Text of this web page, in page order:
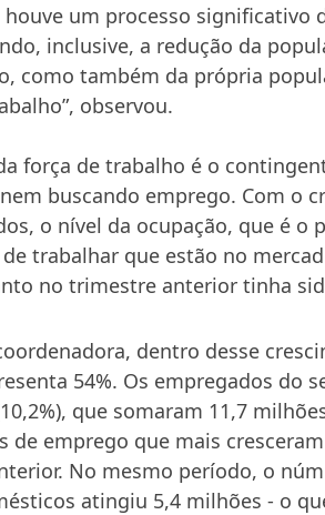
um processo significativo
inclusive, a redução da
como também da própria
observou.
força de trabalho é o
buscando emprego. Com o
o nível da ocupação, que é o
trabalhar que estão no
no trimestre anterior tinha
dentro desse
54%. Os empregados do
que somaram 11,7
de emprego que mais
No mesmo período, o
atingiu 5,4 milhões - o